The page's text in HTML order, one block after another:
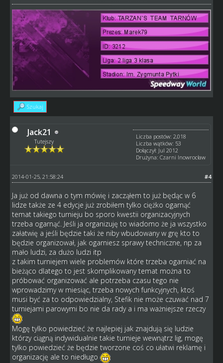
Szukaj
Jack21
Tutejszy
Liczba postów: 2,018
Liczba wątków: 53
Dołączył: Jul 2012
Drużyna: Czarni Inowrocław
#4
2014-01-25, 21:58:24
Ja już od dawna o tym mówię i zacząłem to już będąc w 6
lidze także ze 4 edycje już zrobiłem tylko ciężko ogarnąć
temat takiego turnieju bo sporo kwestii organizacyjnych
trzeba ogarnąć. Jeśli ja organizuję to wiadomo że ja wszystko
załatwię a jeśli będzie taki że niby wbudowany w grę kto to
będzie organizował, jak ogarniesz sprawy techniczne, np za
mało ludzi, za dużo ludzi itp
z takim turniejem wiele problemów które trzeba ogarniać na
bieżąco dlatego to jest skomplikowany temat można to
próbować organizować ale potrzeba czasu tego nie
wprowadzimy w miesiąc, trzeba nowych funkcyjnych, ktoś
musi być za to odpowiedzialny, Stefik nie może czuwać nad 7
turniejami parowymi bo nie da rady a i ma ważniejsze rzeczy
Mogę tylko powiedzieć że najlepiej jak znajdują się ludzie
którzy ciągną indywidualnie takie turnieje wewnątrz lig, mogę
tylko powiedzieć że będzie tworzone coś co ułatwi reklamę i
organizację ale to niedługo